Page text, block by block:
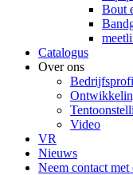
Bout
Catalogus
Over ons
Video
VR
Nieuws
Neem contact met